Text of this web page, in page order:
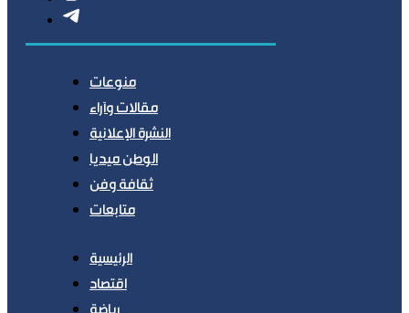
منوعات
مقالات وآراء
النشرة الإعلانية
الوطن ميديا
ثقافة وفن
متابعات
الرئيسية
اقتصاد